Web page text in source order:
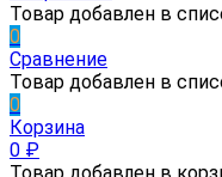
Товар добавлен в
0
Сравнение
Товар добавлен в
0
Корзина
0 ₽
Товар добавлен в